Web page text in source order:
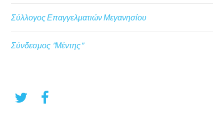
Σύλλογος Επαγγελματιών Μεγανησίου
Σύνδεσμος "Μέντης"